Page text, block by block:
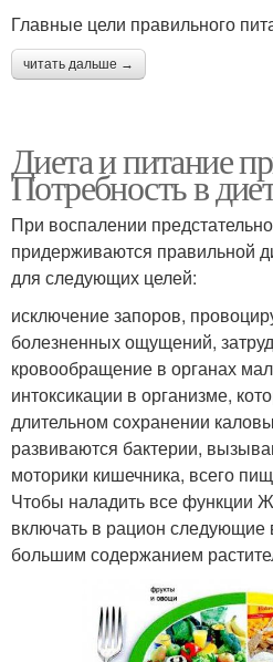
Главные цели правильного
читать дальше →
Диета и питание
Потребность в
При воспалении
придерживаются правильной
для следующих целей:
исключение запоров,
болезненных ощущений,
кровообращение в органах
интоксикации в организме,
длительном сохранении
развиваются бактерии,
моторики кишечника, всего
Чтобы наладить все функции
включать в рацион следующие
большим содержанием